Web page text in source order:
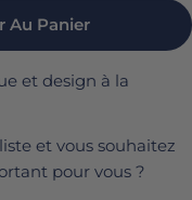
Cyclisme
Pour
Au Panier
et design à la
et vous souhaitez
pour vous ?